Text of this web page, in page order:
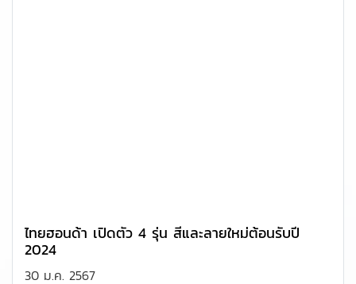
ไทยฮอนด้า เปิดตัว 4 รุ่น สีและลายใหม่ต้อนรับปี
2024
30 ม.ค. 2567